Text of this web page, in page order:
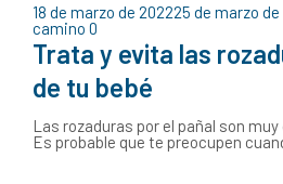
18 de marzo de 202225 de marzo de
camino 0
Trata y evita las
de tu bebé
Las rozaduras por el pañal son
Es probable que te preocupen